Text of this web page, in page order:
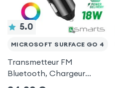
5.0
MICROSOFT SURFACE GO 4
Transmetteur FM
Bluetooth, Chargeur
Allume-Cigare USB / USB-